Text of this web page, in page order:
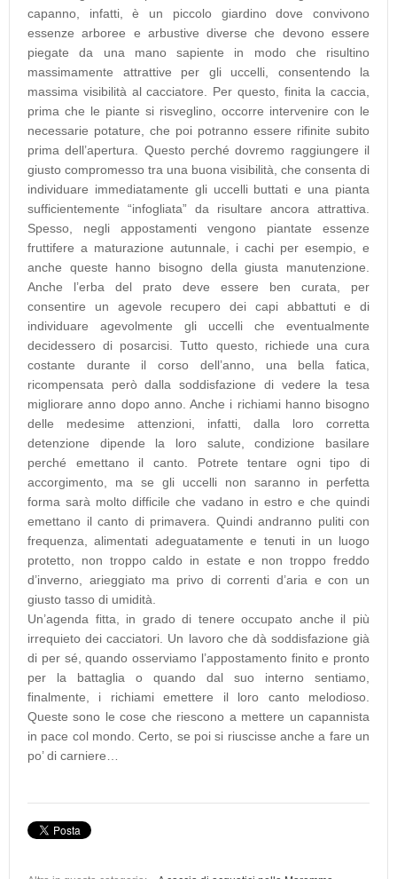
capanno, infatti, è un piccolo giardino dove convivono
essenze arboree e arbustive diverse che devono essere
piegate da una mano sapiente in modo che risultino
massimamente attrattive per gli uccelli, consentendo la
massima visibilità al cacciatore. Per questo, finita la caccia,
prima che le piante si risveglino, occorre intervenire con le
necessarie potature, che poi potranno essere rifinite subito
prima dell’apertura. Questo perché dovremo raggiungere il
giusto compromesso tra una buona visibilità, che consenta di
individuare immediatamente gli uccelli buttati e una pianta
sufficientemente “infogliata” da risultare ancora attrattiva.
Spesso, negli appostamenti vengono piantate essenze
fruttifere a maturazione autunnale, i cachi per esempio, e
anche queste hanno bisogno della giusta manutenzione.
Anche l’erba del prato deve essere ben curata, per
consentire un agevole recupero dei capi abbattuti e di
individuare agevolmente gli uccelli che eventualmente
decidessero di posarcisi. Tutto questo, richiede una cura
costante durante il corso dell’anno, una bella fatica,
ricompensata però dalla soddisfazione di vedere la tesa
migliorare anno dopo anno. Anche i richiami hanno bisogno
delle medesime attenzioni, infatti, dalla loro corretta
detenzione dipende la loro salute, condizione basilare
perché emettano il canto. Potrete tentare ogni tipo di
accorgimento, ma se gli uccelli non saranno in perfetta
forma sarà molto difficile che vadano in estro e che quindi
emettano il canto di primavera. Quindi andranno puliti con
frequenza, alimentati adeguatamente e tenuti in un luogo
protetto, non troppo caldo in estate e non troppo freddo
d’inverno, arieggiato ma privo di correnti d’aria e con un
giusto tasso di umidità.
Un’agenda fitta, in grado di tenere occupato anche il più
irrequieto dei cacciatori. Un lavoro che dà soddisfazione già
di per sé, quando osserviamo l’appostamento finito e pronto
per la battaglia o quando dal suo interno sentiamo,
finalmente, i richiami emettere il loro canto melodioso.
Queste sono le cose che riescono a mettere un capannista
in pace col mondo. Certo, se poi si riuscisse anche a fare un
po’ di carniere…